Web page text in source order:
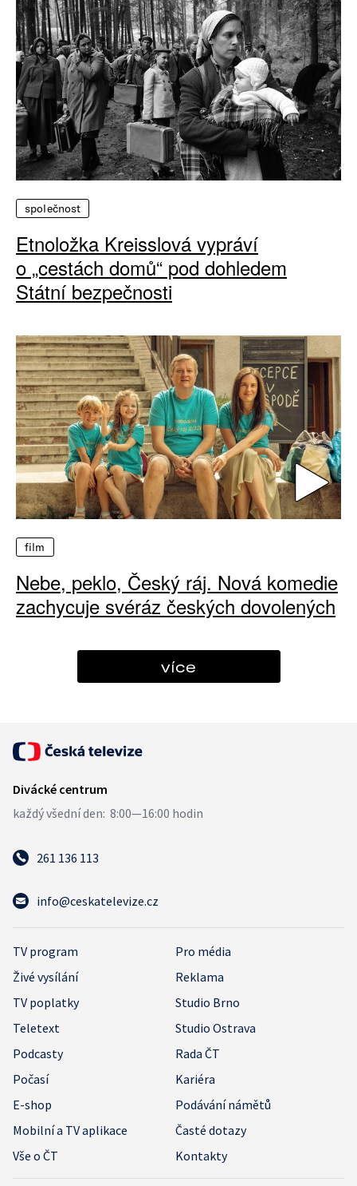
společnost
Etnoložka Kreisslová vypráví
o „cestách domů“ pod dohledem
Státní bezpečnosti
film
Nebe, peklo, Český ráj. Nová komedie
zachycuje svéráz českých dovolených
více
261 136 113
info@ceskatelevize.cz
TV program
Pro média
Živé vysílání
Reklama
TV poplatky
Studio Brno
Teletext
Studio Ostrava
Podcasty
Rada ČT
Počasí
Kariéra
E-shop
Podávání námětů
Mobilní a TV aplikace
Časté dotazy
Vše o ČT
Kontakty